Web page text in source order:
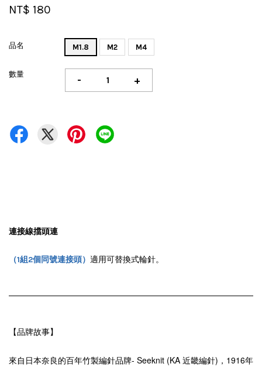
NT$ 180
品名 M1.8 M2 M4
數量 - +
連接線擋頭連
（1組2個同號連接頭） 適用可替換式輪針。
【品牌故事】
來自日本奈良的百年竹製編針品牌- Seeknit (KA 近畿編針)， 1916年